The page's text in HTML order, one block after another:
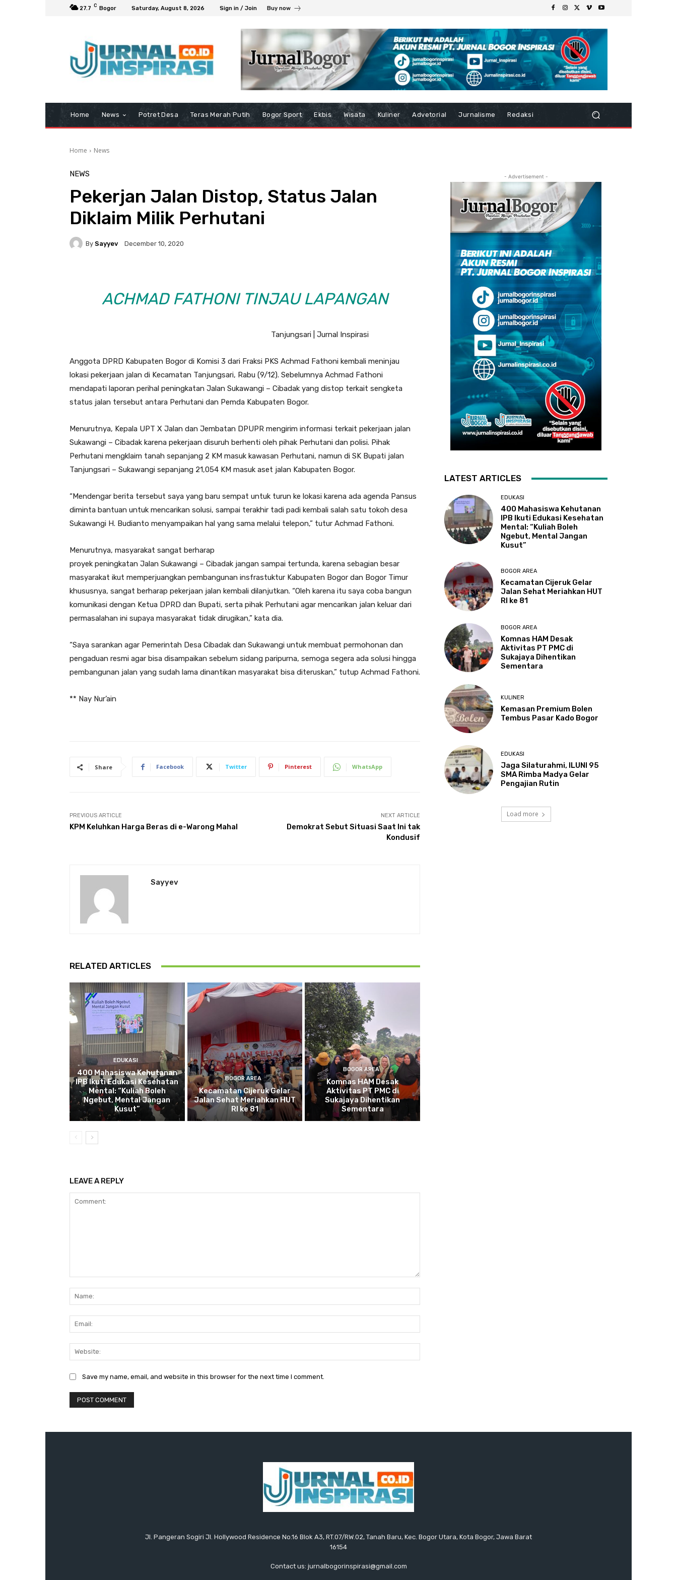
27.7 C Bogor Saturday, August 8, 2026 Sign in / Join Buy now
Home News Potret Desa Teras Merah Putih Bogor Sport Ekbis Wisata Kuliner Advetorial Jurnalisme Redaksi
Home News
NEWS
Pekerjan Jalan Distop, Status Jalan
Diklaim Milik Perhutani
By Sayyev December 10, 2020
ACHMAD FATHONI TINJAU LAPANGAN
Tanjungsari | Jurnal Inspirasi
Anggota DPRD Kabupaten Bogor di Komisi 3 dari Fraksi PKS Achmad Fathoni kembali meninjau
lokasi pekerjaan jalan di Kecamatan Tanjungsari, Rabu (9/12). Sebelumnya Achmad Fathoni
mendapati laporan perihal peningkatan Jalan Sukawangi – Cibadak yang distop terkait sengketa
status jalan tersebut antara Perhutani dan Pemda Kabupaten Bogor.
Menurutnya, Kepala UPT X Jalan dan Jembatan DPUPR mengirim informasi terkait pekerjaan jalan
Sukawangi – Cibadak karena pekerjaan disuruh berhenti oleh pihak Perhutani dan polisi. Pihak
Perhutani mengklaim tanah sepanjang 2 KM masuk kawasan Perhutani, namun di SK Bupati jalan
Tanjungsari – Sukawangi sepanjang 21,054 KM masuk aset jalan Kabupaten Bogor.
“Mendengar berita tersebut saya yang baru sempat untuk turun ke lokasi karena ada agenda Pansus
diminta bantuan untuk mencarikan solusi, sampai terakhir tadi padi kembali salah satu tokoh desa
Sukawangi H. Budianto menyampaikan hal yang sama melalui telepon,” tutur Achmad Fathoni.
Menurutnya, masyarakat sangat berharap
proyek peningkatan Jalan Sukawangi – Cibadak jangan sampai tertunda, karena sebagian besar
masyarakat ikut memperjuangkan pembangunan insfrastuktur Kabupaten Bogor dan Bogor Timur
khususnya, sangat berharap pekerjaan jalan kembali dilanjutkan. “Oleh karena itu saya coba bangun
komunikasi dengan Ketua DPRD dan Bupati, serta pihak Perhutani agar mencarikan jalan keluar dari
permasalahan ini supaya masyarakat tidak dirugikan,” kata dia.
“Saya sarankan agar Pemerintah Desa Cibadak dan Sukawangi untuk membuat permohonan dan
pengaduan resmi agar bisa disampaikan sebelum sidang paripurna, semoga segera ada solusi hingga
pembangunan jalan yang sudah lama dinantikan masyarakat bisa diteruskan,” tutup Achmad Fathoni.
** Nay Nur’ain
Share Facebook Twitter Pinterest WhatsApp
PREVIOUS ARTICLE
KPM Keluhkan Harga Beras di e-Warong Mahal
NEXT ARTICLE
Demokrat Sebut Situasi Saat Ini tak
Kondusif
Sayyev
RELATED ARTICLES
EDUKASI
400 Mahasiswa Kehutanan
IPB Ikuti Edukasi Kesehatan
Mental: “Kuliah Boleh
Ngebut, Mental Jangan
Kusut”
BOGOR AREA
Kecamatan Cijeruk Gelar
Jalan Sehat Meriahkan HUT
RI ke 81
BOGOR AREA
Komnas HAM Desak
Aktivitas PT PMC di
Sukajaya Dihentikan
Sementara
LEAVE A REPLY
Save my name, email, and website in this browser for the next time I comment.
- Advertisement -
LATEST ARTICLES
EDUKASI
400 Mahasiswa Kehutanan
IPB Ikuti Edukasi Kesehatan
Mental: “Kuliah Boleh
Ngebut, Mental Jangan
Kusut”
BOGOR AREA
Kecamatan Cijeruk Gelar
Jalan Sehat Meriahkan HUT
RI ke 81
BOGOR AREA
Komnas HAM Desak
Aktivitas PT PMC di
Sukajaya Dihentikan
Sementara
KULINER
Kemasan Premium Bolen
Tembus Pasar Kado Bogor
EDUKASI
Jaga Silaturahmi, ILUNI 95
SMA Rimba Madya Gelar
Pengajian Rutin
Load more
Jl. Pangeran Sogiri Jl. Hollywood Residence No.16 Blok A3, RT.07/RW.02, Tanah Baru, Kec. Bogor Utara, Kota Bogor, Jawa Barat
16154
Contact us: jurnalbogorinspirasi@gmail.com